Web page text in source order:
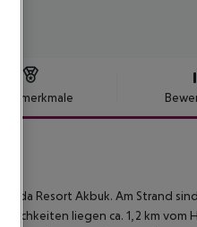
Resort Akbuk. Am Strand
liegen ca. 1,2 km